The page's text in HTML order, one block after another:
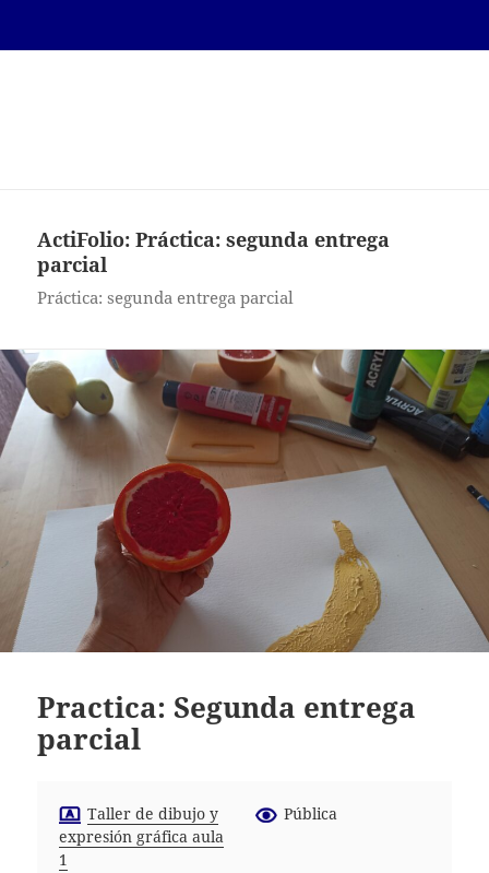
ActiFolio:Práctica: segunda entrega
parcial
Práctica: segunda entrega parcial
Practica: Segunda entrega
parcial
Taller de dibujo y
expresión gráfica aula
1
Pública